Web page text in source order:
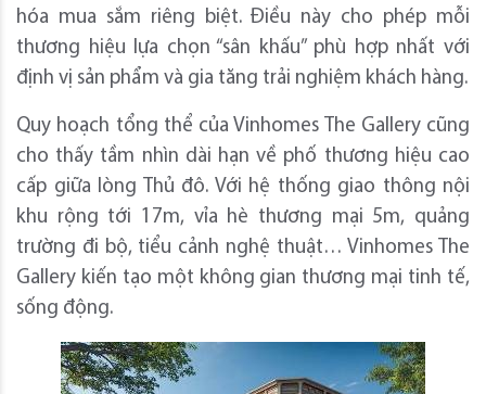
hóa mua sắm riêng biệt. Điều này cho phép mỗi
thương hiệu lựa chọn “sân khấu” phù hợp nhất với
định vị sản phẩm và gia tăng trải nghiệm khách hàng.
Quy hoạch tổng thể của Vinhomes The Gallery cũng
cho thấy tầm nhìn dài hạn về phố thương hiệu cao
cấp giữa lòng Thủ đô. Với hệ thống giao thông nội
khu rộng tới 17m, vỉa hè thương mại 5m, quảng
trường đi bộ, tiểu cảnh nghệ thuật… Vinhomes The
Gallery kiến tạo một không gian thương mại tinh tế,
sống động.